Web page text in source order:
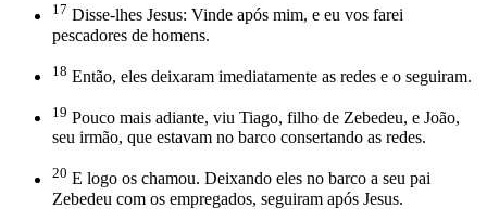
17 Disse-lhes Jesus: Vinde após mim, e eu vos farei
pescadores de homens.
18 Então, eles deixaram imediatamente as redes e o seguiram.
19 Pouco mais adiante, viu Tiago, filho de Zebedeu, e João,
seu irmão, que estavam no barco consertando as redes.
20 E logo os chamou. Deixando eles no barco a seu pai
Zebedeu com os empregados, seguiram após Jesus.